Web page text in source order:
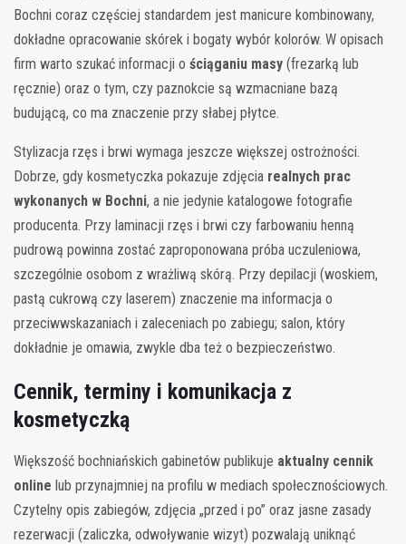
Bochni coraz częściej standardem jest manicure kombinowany,
dokładne opracowanie skórek i bogaty wybór kolorów. W opisach
firm warto szukać informacji o ściąganiu masy (frezarką lub
ręcznie) oraz o tym, czy paznokcie są wzmacniane bazą
budującą, co ma znaczenie przy słabej płytce.
Stylizacja rzęs i brwi wymaga jeszcze większej ostrożności.
Dobrze, gdy kosmetyczka pokazuje zdjęcia realnych prac
wykonanych w Bochni, a nie jedynie katalogowe fotografie
producenta. Przy laminacji rzęs i brwi czy farbowaniu henną
pudrową powinna zostać zaproponowana próba uczuleniowa,
szczególnie osobom z wrażliwą skórą. Przy depilacji (woskiem,
pastą cukrową czy laserem) znaczenie ma informacja o
przeciwwskazaniach i zaleceniach po zabiegu; salon, który
dokładnie je omawia, zwykle dba też o bezpieczeństwo.
Cennik, terminy i komunikacja z
kosmetyczką
Większość bochniańskich gabinetów publikuje aktualny cennik
online lub przynajmniej na profilu w mediach społecznościowych.
Czytelny opis zabiegów, zdjęcia „przed i po” oraz jasne zasady
rezerwacji (zaliczka, odwoływanie wizyt) pozwalają uniknąć